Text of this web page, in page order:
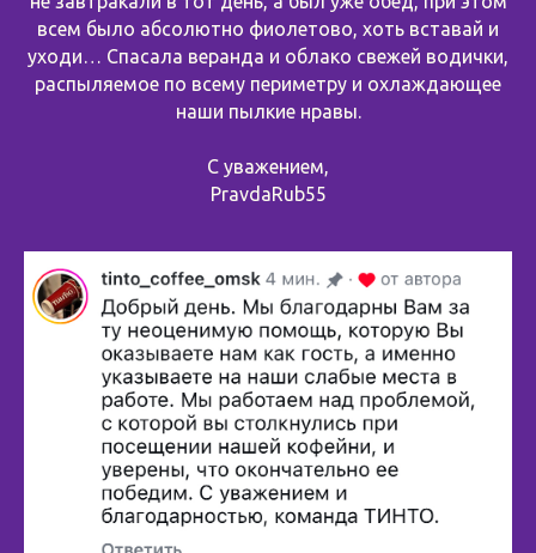
всем было абсолютно фиолетово, хоть вставай и
уходи… Спасала веранда и облако свежей водички,
распыляемое по всему периметру и охлаждающее
наши пылкие нравы.
С уважением,
PravdaRub55